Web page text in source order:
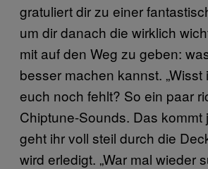
gratuliert dir zu einer
um dir danach die wirklich
mit auf den Weg zu geben:
besser machen kannst. „Wisst
euch noch fehlt? So ein paar
Chiptune-Sounds. Das kommt
geht ihr voll steil durch die
wird erledigt. „War mal wieder